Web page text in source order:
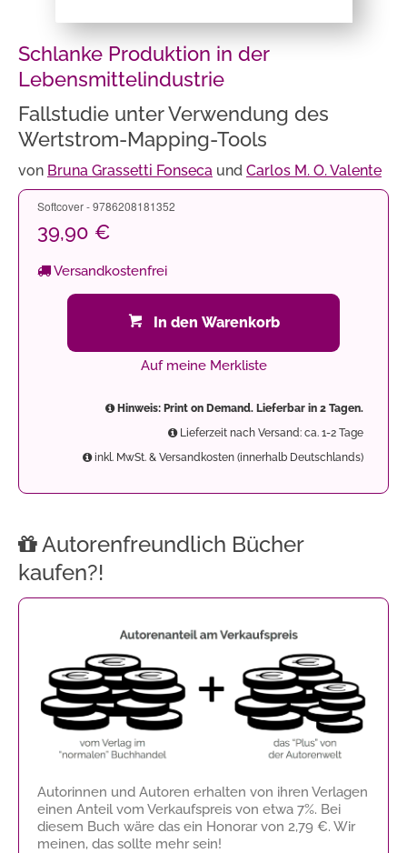
Schlanke Produktion in der
Lebensmittelindustrie
Fallstudie unter Verwendung des
Wertstrom-Mapping-Tools
von Bruna Grassetti Fonseca und Carlos M. O. Valente
Softcover - 9786208181352
39,90 €
Versandkostenfrei
In den Warenkorb
Auf meine Merkliste
Hinweis: Print on Demand. Lieferbar in 2 Tagen.
Lieferzeit nach Versand: ca. 1-2 Tage
inkl. MwSt. & Versandkosten (innerhalb Deutschlands)
Autorenfreundlich Bücher
kaufen?!
Autorinnen und Autoren erhalten von ihren Verlagen
einen Anteil vom Verkaufspreis von etwa 7%. Bei
diesem Buch wäre das ein Honorar von 2,79 €. Wir
meinen, das sollte mehr sein!